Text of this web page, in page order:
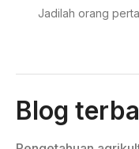
Jadilah orang
Blog